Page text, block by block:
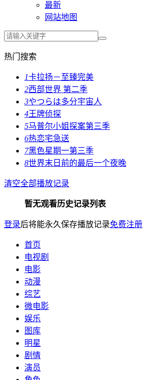
最新
网站地图
热门搜索
1卡拉扬－至臻完美
2西部世界 第二季
3やつらは多分宇宙人
4王牌侦探
5马普尔小姐探案第三季
6热恋宅急送
7黑色星期一第三季
8世界末日前的最后一个夜晚
清空全部播放记录
暂无观看历史记录列表
登录后将能永久保存播放记录免费注册
首页
电视剧
电影
动漫
综艺
微电影
娱乐
图库
明星
剧情
演员